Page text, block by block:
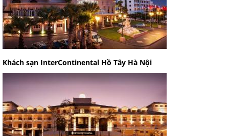
Khách sạn InterContinental Hồ Tây Hà Nội